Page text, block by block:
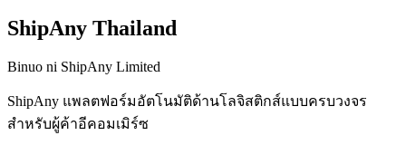
ShipAny Thailand
Binuo ni ShipAny Limited
ShipAny แพลตฟอร์มอัตโนมัติด้านโลจิสติกส์แบบครบวงจร
สำหรับผู้ค้าอีคอมเมิร์ซ